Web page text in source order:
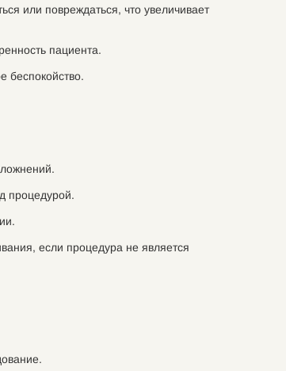
или повреждаться, что увеличивает
пациента.
беспокойство.
процедурой.
если процедура не является